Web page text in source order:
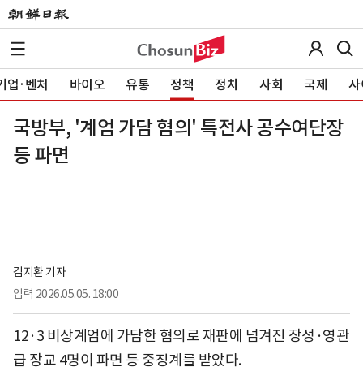
업·벤처 바이오 유통 정책 정치 사회 국제 사
국방부, '계엄 가담 혐의' 특전사 공수여단장
등 파면
김지환 기자
입력 2026.05.05. 18:00
12·3 비상계엄에 가담한 혐의로 재판에 넘겨진 장성·영관
급 장교 4명이 파면 등 중징계를 받았다.